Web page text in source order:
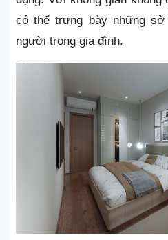
có thể trưng bày những
người trong gia đình.